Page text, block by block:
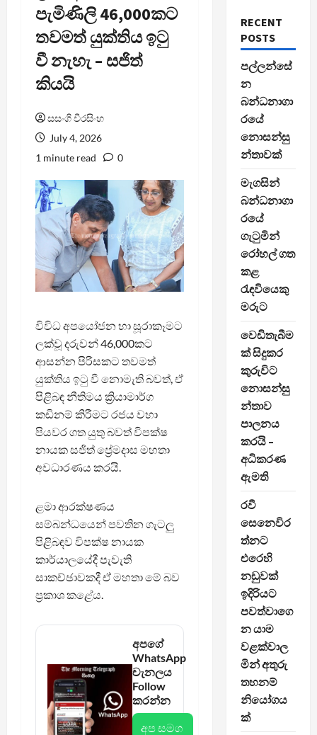
පැමිණිලි 46,000කට
තවමත් යුක්තිය ඉටු
වී නැහැ – සජිත්
කියයි
සසංගි වීරසිංහ
July 4, 2026
1 minute read
0
විවිධ අපයෝජන හා සූරාකෑමට
ලක්වූ දරුවන් 46,000කට
ආසන්න පිරිසකට තවමත්
යුක්තිය ඉටු වී නොමැති බවත්, ඒ
පිළිබඳ නීතිමය ක්‍රියාමාර්ග
කඩිනම් කිරීමට රජය වහා
පියවර ගත යුතු බවත් විපක්ෂ
නායක සජිත් ප්‍රේමදාස මහතා
අවධාරණය කරයි.
ළමා ආරක්ෂණය
සම්බන්ධයෙන් පවතින ගැටලු
පිළිබඳව විපක්ෂ නායක
කාර්යාලයේදී පැවැති
සාකච්ඡාවකදී ඒ මහතා මේ බව
ප්‍රකාශ කළේය.
අපගේ
WhatsApp
චැනලය
Follow
කරන්න
අප සමග
RECENT
POSTS
පල්ලන්සේ
න
බන්ධනාගා
රයේ
නොසන්සු
න්තාවක්
මැගසින්
බන්ධනාගා
රයේ
ගැටුමින්
රෝහල් ගත
කළ
රැඳවියෙකු
මරුට
වෙඩිතැබීම
ක් සිදුකර
කුරුවිට
නොසන්සු
න්තාව
පාලනය
කරයි –
අධිකරණ
ඇමති
රවී
සෙනෙවිර
ත්නට
එරෙහි
නඩුවක්
ඉදිරියට
පවත්වාගෙ
න යාම
වළක්වාල
මින් අතුරු
තහනම්
නියෝගය
ක්